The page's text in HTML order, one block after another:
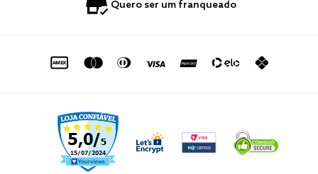
0800 729 1588
sac@altenburg.com.br
Quero ser um franqueado